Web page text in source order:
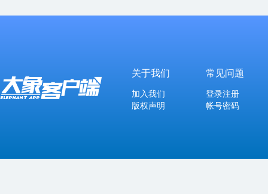
关于我们
加入我们
版权声明
常见问题
登录注册
帐号密码